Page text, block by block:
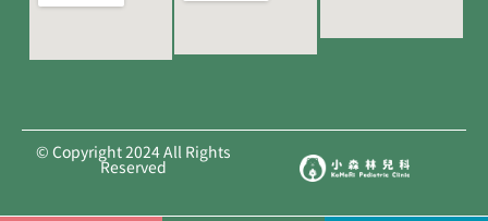
© Copyright 2024 All Rights
Reserved